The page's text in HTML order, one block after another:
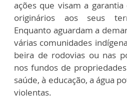
ações que visam a
originários aos seus
Enquanto aguardam a
várias comunidades
beira de rodovias ou nas
nos fundos de
saúde, à educação, a água
violentas.